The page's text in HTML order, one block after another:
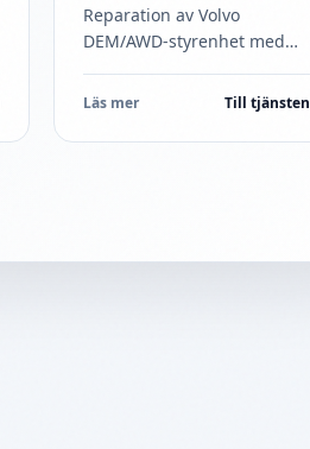
Reparation av Volvo
DEM/AWD‑styrenhet med
kommunikationsproblem
och AWD‑bortfall. Snabb
service och garanti....
Läs mer Till tjänsten